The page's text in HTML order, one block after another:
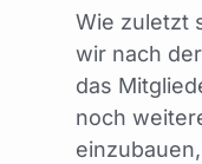
Wie zuletzt
wir nach
das
noch